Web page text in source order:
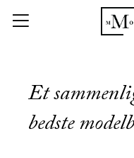
Et
bedste